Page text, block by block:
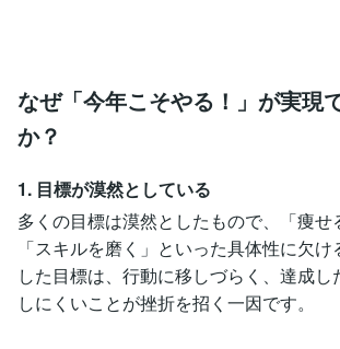
なぜ「今年こそやる！」が実現
か？
1. 目標が漠然としている
多くの目標は漠然としたもので、「痩せ
「スキルを磨く」といった具体性に欠け
した目標は、行動に移しづらく、達成し
しにくいことが挫折を招く一因です。